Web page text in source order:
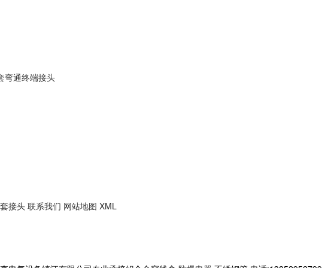
弯通终端接头
接头 联系我们 网站地图 XML